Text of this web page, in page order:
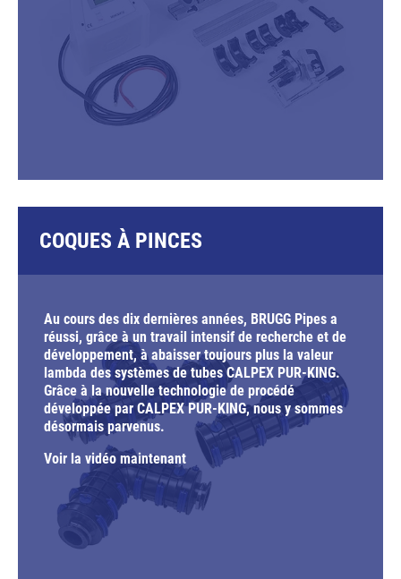
COQUES À PINCES
Au cours des dix dernières années, BRUGG Pipes a
réussi, grâce à un travail intensif de recherche et de
développement, à abaisser toujours plus la valeur
lambda des systèmes de tubes CALPEX PUR-KING.
Grâce à la nouvelle technologie de procédé
développée par CALPEX PUR-KING, nous y sommes
désormais parvenus.
Voir la vidéo maintenant